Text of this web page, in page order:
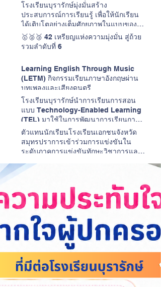
โรงเรียนบุรารักษ์มุ่งมั่นสร้าง
ประสบการณ์การเรียนรู้ เพื่อให้นักเรียน
ได้เติบโตอย่างเต็มศักยภาพในแบบของ
ตนเอง
🥇🥈🥉 42 เหรียญแห่งความมุ่งมั่น สู่ถ้วย
รวมลำดับที่ 6
Learning English Through Music
(LETM) กิจกรรมเรียนภาษาอังกฤษผ่าน
บทเพลงและเสียงดนตรี
โรงเรียนบุรารักษ์นำการเรียนการสอน
แบบ Technology-Enabled Learning
(TEL) มาใช้ในการพัฒนาการเรียนการ
สอนวิชาภาษาอังกฤษ
ตัวแทนนักเรียนโรงเรียนเอกชนจังหวัด
สมุทรปราการเข้าร่วมการแข่งขันใน
ระดับภาคการแข่งขันทักษะวิชาการและ